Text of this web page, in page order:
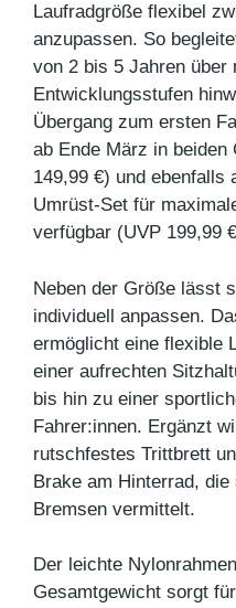
Laufradgröße flexibel
anzupassen. So
von 2 bis 5 Jahren über
Entwicklungsstufen
Übergang zum ersten
ab Ende März in
149,99 €) und ebenfalls
Umrüst-Set für
verfügbar (UVP 199,99
Neben der Größe lässt
individuell anpassen.
ermöglicht eine flexible
einer aufrechten
bis hin zu einer
Fahrer:innen. Ergänzt
rutschfestes Trittbrett
Brake am Hinterrad,
Bremsen vermittelt.
Der leichte
Gesamtgewicht sorgt